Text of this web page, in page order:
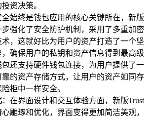
资决策。
全始终是钱包应用的核心关键所在，新版
步强化了安全防护机制，采用了多重加密
，这就好比为用户的资产打造了一个坚
确保用户的私钥和资产信息得到最高级
还支持硬件钱包连接，为用户提供了一
的资产存储方式，让用户的资产如同存
柜中一样安全。
：在界面设计和交互体验方面，新版Trust
雕琢和优化，界面变得更加简洁美观，